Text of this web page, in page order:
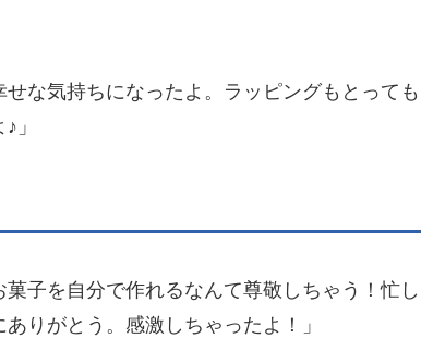
な気持ちになったよ。ラッピングもとっても
」
子を自分で作れるなんて尊敬しちゃう！忙し
りがとう。感激しちゃったよ！」